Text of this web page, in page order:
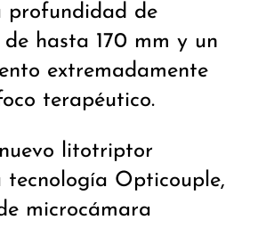
profundidad de
hasta 170 mm y un
extremadamente
terapéutico.
litotriptor
tecnología Opticouple,
microcámara